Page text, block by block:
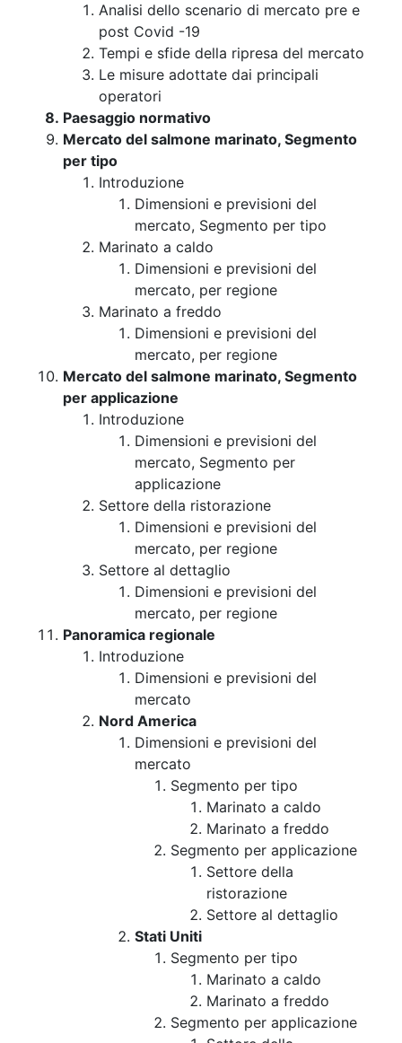
Analisi dello scenario di mercato pre e
post Covid -19
Tempi e sfide della ripresa del mercato
Le misure adottate dai principali
operatori
Paesaggio normativo
Mercato del salmone marinato, Segmento
per tipo
Introduzione
Dimensioni e previsioni del
mercato, Segmento per tipo
Marinato a caldo
Dimensioni e previsioni del
mercato, per regione
Marinato a freddo
Dimensioni e previsioni del
mercato, per regione
Mercato del salmone marinato, Segmento
per applicazione
Introduzione
Dimensioni e previsioni del
mercato, Segmento per
applicazione
Settore della ristorazione
Dimensioni e previsioni del
mercato, per regione
Settore al dettaglio
Dimensioni e previsioni del
mercato, per regione
Panoramica regionale
Introduzione
Dimensioni e previsioni del
mercato
Nord America
Dimensioni e previsioni del
mercato
Segmento per tipo
Marinato a caldo
Marinato a freddo
Segmento per applicazione
Settore della
ristorazione
Settore al dettaglio
Stati Uniti
Segmento per tipo
Marinato a caldo
Marinato a freddo
Segmento per applicazione